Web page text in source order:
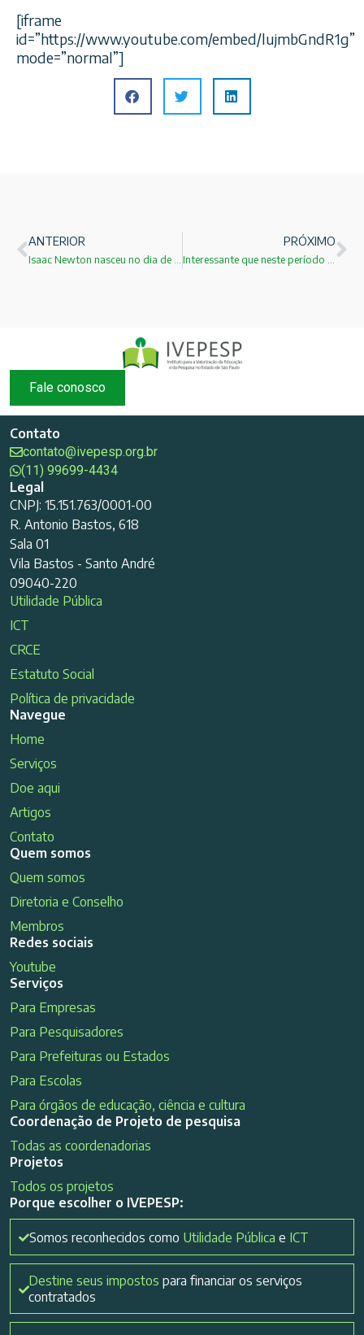
[iframe
id=”https://www.youtube.com/embed/lujmbGndR1g”
mode=”normal”]
ANTERIOR PRÓXIMO
Fale conosco
Contato
contato@ivepesp.org.br
(11) 99699-4434
Legal
CNPJ: 15.151.763/0001-00
R. Antonio Bastos, 618
Sala 01
Vila Bastos - Santo André
09040-220
Utilidade Pública
ICT
CRCE
Estatuto Social
Política de privacidade
Navegue
Home
Serviços
Doe aqui
Artigos
Contato
Quem somos
Quem somos
Diretoria e Conselho
Membros
Redes sociais
Youtube
Serviços
Para Empresas
Para Pesquisadores
Para Prefeituras ou Estados
Para Escolas
Para órgãos de educação, ciência e cultura
Coordenação de Projeto de pesquisa
Todas as coordenadorias
Projetos
Todos os projetos
Porque escolher o IVEPESP:
Somos reconhecidos como Utilidade Pública e ICT
Destine seus impostos para financiar os serviços
contratados